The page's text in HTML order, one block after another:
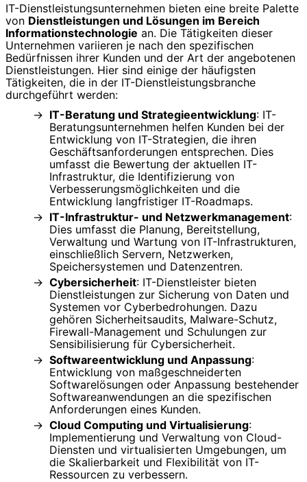
IT-Dienstleistungsunternehmen bieten eine breite Palette
von Dienstleistungen und Lösungen im Bereich
Informationstechnologie an. Die Tätigkeiten dieser
Unternehmen variieren je nach den spezifischen
Bedürfnissen ihrer Kunden und der Art der angebotenen
Dienstleistungen. Hier sind einige der häufigsten
Tätigkeiten, die in der IT-Dienstleistungsbranche
durchgeführt werden:
IT-Beratung und Strategieentwicklung: IT-
Beratungsunternehmen helfen Kunden bei der
Entwicklung von IT-Strategien, die ihren
Geschäftsanforderungen entsprechen. Dies
umfasst die Bewertung der aktuellen IT-
Infrastruktur, die Identifizierung von
Verbesserungsmöglichkeiten und die
Entwicklung langfristiger IT-Roadmaps.
IT-Infrastruktur- und Netzwerkmanagement:
Dies umfasst die Planung, Bereitstellung,
Verwaltung und Wartung von IT-Infrastrukturen,
einschließlich Servern, Netzwerken,
Speichersystemen und Datenzentren.
Cybersicherheit: IT-Dienstleister bieten
Dienstleistungen zur Sicherung von Daten und
Systemen vor Cyberbedrohungen. Dazu
gehören Sicherheitsaudits, Malware-Schutz,
Firewall-Management und Schulungen zur
Sensibilisierung für Cybersicherheit.
Softwareentwicklung und Anpassung:
Entwicklung von maßgeschneiderten
Softwarelösungen oder Anpassung bestehender
Softwareanwendungen an die spezifischen
Anforderungen eines Kunden.
Cloud Computing und Virtualisierung:
Implementierung und Verwaltung von Cloud-
Diensten und virtualisierten Umgebungen, um
die Skalierbarkeit und Flexibilität von IT-
Ressourcen zu verbessern.